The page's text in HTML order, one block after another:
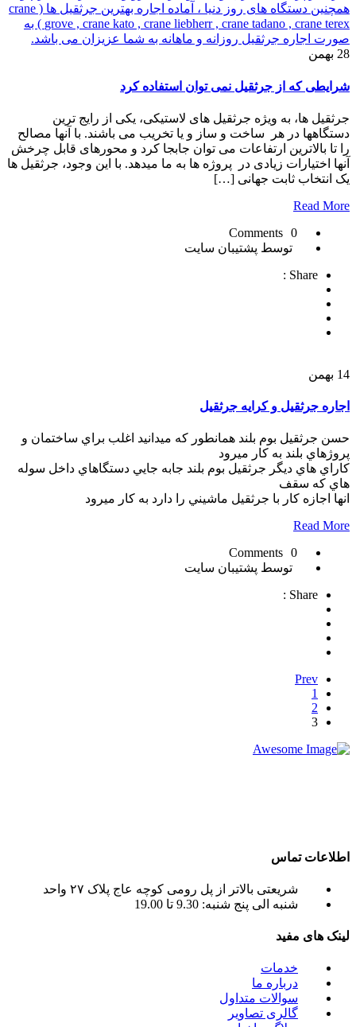
28 بهمن
شرایطی که از جرثقیل نمی توان استفاده کرد
جرثقیل ها، به ویژه جرثقیل های لاستیکی، یکی از رایج ترین
دستگاهها در هر ساخت و ساز و یا تخریب می باشند. با آنها مصالح
را تا بالاترین ارتفاعات می توان جابجا کرد و محورهای قابل چرخش
آنها اختیارات زیادی در پروژه ها به ما میدهد. با این وجود، جرثقیل ها
یک انتخاب ثابت جهانی […]
Read More
0 Comments
توسط پشتیبان سایت
Share :
14 بهمن
اجاره جرثقيل و کرايه جرثقيل
حسن جرثقيل بوم بلند همانطور که ميدانيد اغلب براي ساختمان و
پروژهاي بلند به کار ميرود
کاراي هاي ديگر جرثقيل بوم بلند جابه جايي دستگاهاي داخل سوله
هاي که سقف
انها اجازه کار با جرثقيل ماشيني را دارد به کار ميرود
Read More
0 Comments
توسط پشتیبان سایت
Share :
Prev
1
2
3
اطلاعات تماس
شریعتی بالاتر از پل رومی کوچه عاج پلاک ۲۷ واحد
شنبه الی پنج شنبه: 9.30 تا 19.00
لینک های مفید
خدمات
درباره ما
سوالات متداول
گالری تصاویر